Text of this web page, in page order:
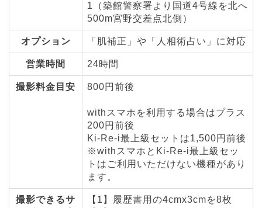
1（築館警察署より国道4号線を北へ
500m宮野交差点北側）
オプション 「肌補正」や「人相術占い」に対応
営業時間 24時間
撮影料金目安 800円前後
withスマホを利用する場合はプラス
200円前後
Ki-Re-i最上級セットは1,500円前後
※withスマホとKi-Re-i最上級セッ
トはご利用いただけない機種があり
ます。
撮影できるサ
【1】履歴書用の4cmx3cmを8枚